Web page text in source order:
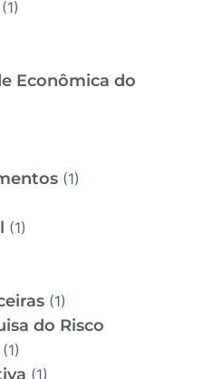
(1)
Econômica do
(1)
(1)
(1)
do Risco
(1)
(1)